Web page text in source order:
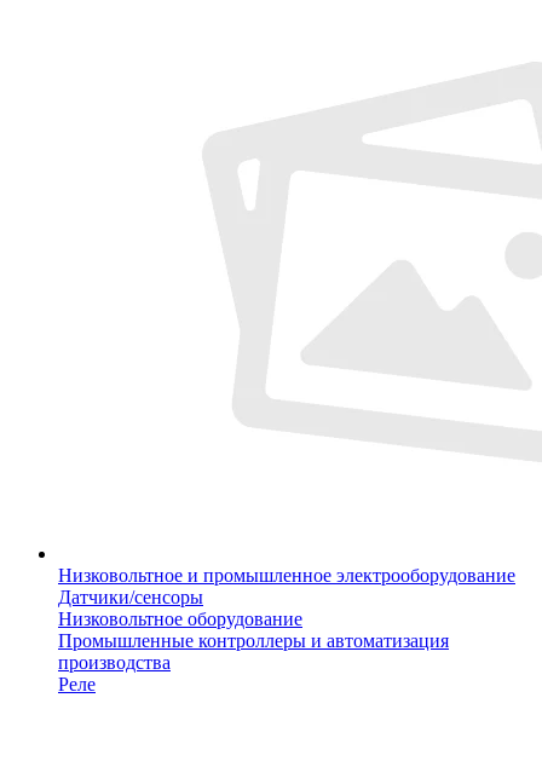
Низковольтное и промышленное электрооборудование
Датчики/сенсоры
Низковольтное оборудование
Промышленные контроллеры и автоматизация
производства
Реле